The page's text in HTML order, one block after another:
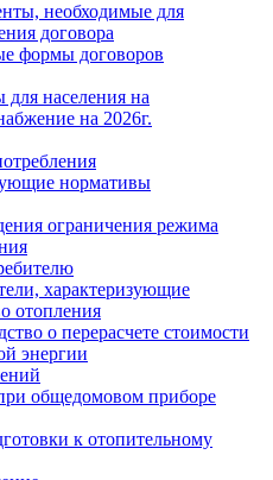
необходимые для
договора
формы договоров
населения на
на 2026г.
нормативы
ограничения режима
характеризующие
отопления
о перерасчете стоимости
энергии
общедомовом приборе
к отопительному